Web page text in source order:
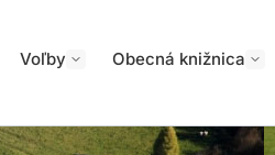
Voľby Obecná knižnica